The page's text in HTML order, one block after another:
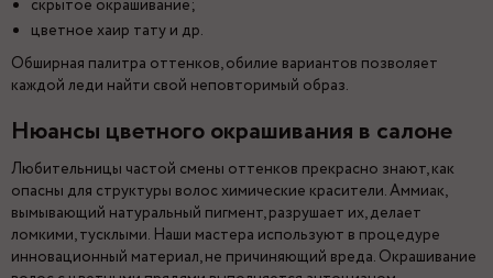
скрытое окрашивание;
цветное хаир тату и др.
Обширная палитра оттенков, обилие вариантов позволяет
каждой леди найти свой неповторимый образ.
Нюансы цветного окрашивания в салоне
Любительницы частой смены оттенков прекрасно знают, как
опасны для структуры волос химические красители. Аммиак,
вымывающий натуральный пигмент, разрушает их, делает
ломкими, тусклыми. Наши мастера используют в процедуре
инновационный материал, не причиняющий вреда. Окрашивание